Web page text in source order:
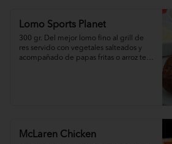
Lomo Sports Planet
300 gr. Del mejor lomo fino al grill de
res servido con vegetales salteados y
acompañado de papas fritas o arroz tex
McLaren Chicken